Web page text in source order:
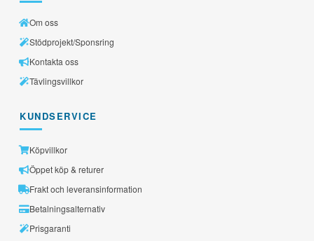
Om oss
Stödprojekt/Sponsring
Kontakta oss
Tävlingsvillkor
KUNDSERVICE
Köpvillkor
Öppet köp & returer
Frakt och leveransinformation
Betalningsalternativ
Prisgaranti